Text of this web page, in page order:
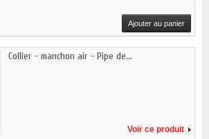
Ajouter au panier
Collier - manchon air - Pipe de...
Voir ce produit